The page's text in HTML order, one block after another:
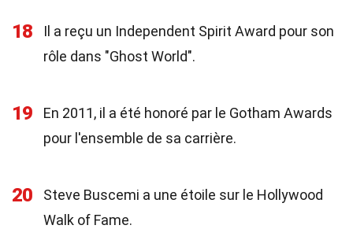
18
Il a reçu un Independent Spirit Award pour son
rôle dans "Ghost World".
19
En 2011, il a été honoré par le Gotham Awards
pour l'ensemble de sa carrière.
20
Steve Buscemi a une étoile sur le Hollywood
Walk of Fame.